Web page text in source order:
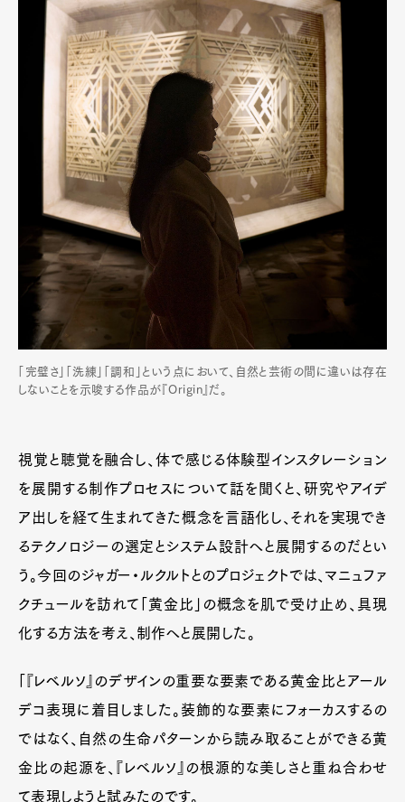
「完璧さ」「洗練」「調和」という点において、自然と芸術の間に違いは存在
しないことを示唆する作品が『Origin』だ。
視覚と聴覚を融合し、体で感じる体験型インスタレーション
を展開する制作プロセスについて話を聞くと、研究やアイデ
ア出しを経て生まれてきた概念を言語化し、それを実現でき
るテクノロジーの選定とシステム設計へと展開するのだとい
う。今回のジャガー・ルクルトとのプロジェクトでは、マニュファ
クチュールを訪れて「黄金比」の概念を肌で受け止め、具現
化する方法を考え、制作へと展開した。
「『レベルソ』のデザインの重要な要素である黄金比とアール
デコ表現に着目しました。装飾的な要素にフォーカスするの
ではなく、自然の生命パターンから読み取ることができる黄
金比の起源を、『レベルソ』の根源的な美しさと重ね合わせ
て表現しようと試みたのです。